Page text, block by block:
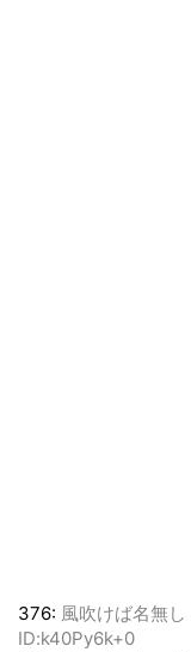
376: 風吹けば名無し
ID:k40Py6k+0